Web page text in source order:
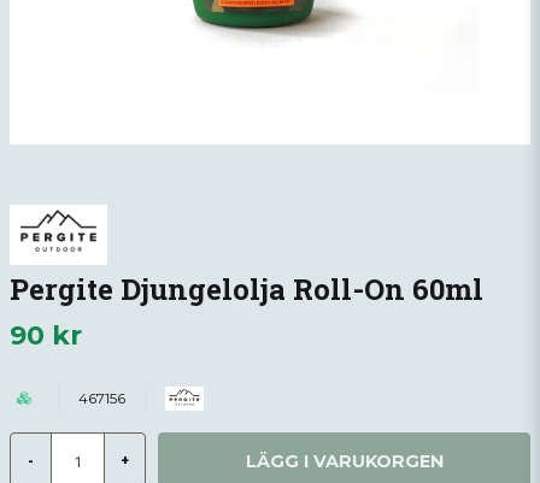
Pergite Djungelolja Roll-On 60ml
90 kr
467156
- + LÄGG I VARUKORGEN